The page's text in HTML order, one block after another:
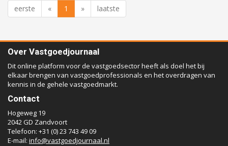
eerste « 1 » laatste
Over Vastgoedjournaal
Dit online platform voor de vastgoedsector heeft als doel het bij
elkaar brengen van vastgoedprofessionals en het overdragen van
kennis in de gehele vastgoedmarkt.
Contact
Hogeweg 19
2042 GD Zandvoort
Telefoon: +31 (0) 23 743 49 09
E-mail: info@vastgoedjournaal.nl